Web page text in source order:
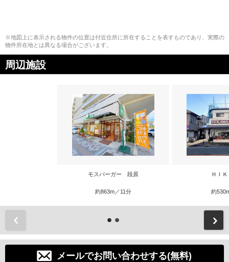
※地図上に表示される物件の位置は付近住所に所在することを表すものであり、実際の
物件所在地とは異なる場合がございます。
周辺施設
モスバーガー 段原
約863m／11分
ＨＩ
約
メールでお問い合わせする(無料)